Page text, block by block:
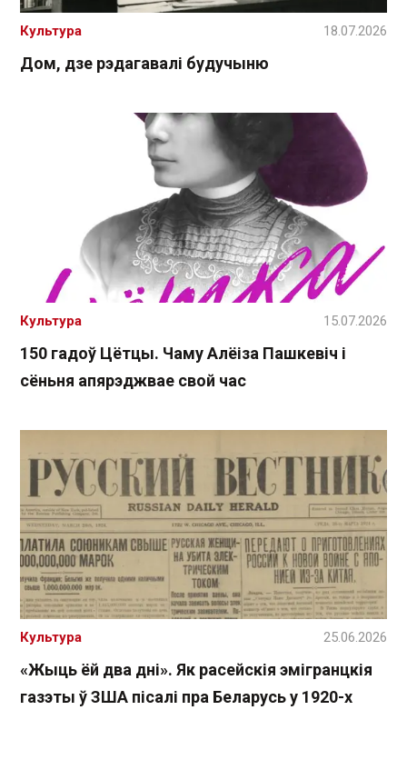
Дом, дзе рэдагавалі будучыню
Культура 18.07.2026
150 гадоў Цётцы. Чаму Алёіза Пашкевіч і
сёньня апярэджвае свой час
Культура 15.07.2026
«Жыць ёй два дні». Як расейскія эмігранцкія
газэты ў ЗША пісалі пра Беларусь у 1920-х
Культура 25.06.2026